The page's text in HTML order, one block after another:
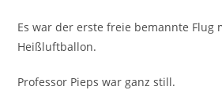
Es war der erste freie bemannte Flug
Heißluftballon.
Professor Pieps war ganz still.